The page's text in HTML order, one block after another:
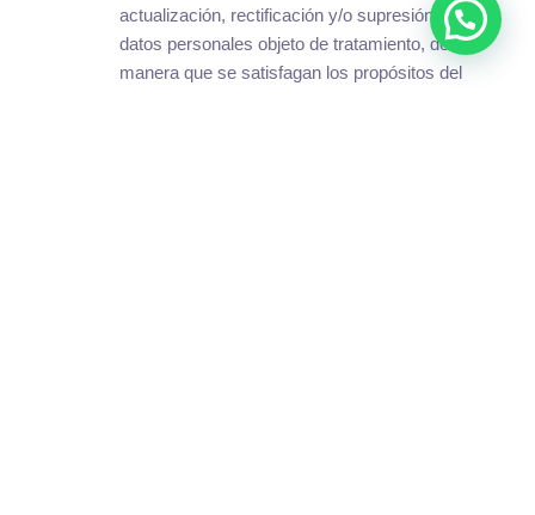
actualización, rectificación y/o supresión de los
datos personales objeto de tratamiento, de tal
manera que se satisfagan los propósitos del